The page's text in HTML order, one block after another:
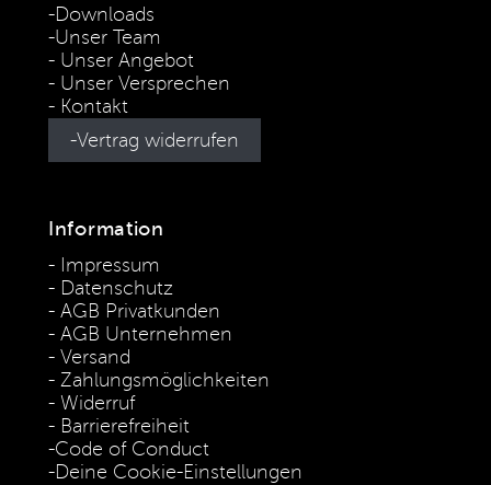
Downloads
Unser Team
Unser Angebot
Unser Versprechen
Kontakt
Vertrag widerrufen
Information
Impressum
Datenschutz
AGB Privatkunden
AGB Unternehmen
Versand
Zahlungsmöglichkeiten
Widerruf
Barrierefreiheit
Code of Conduct
Deine Cookie-Einstellungen